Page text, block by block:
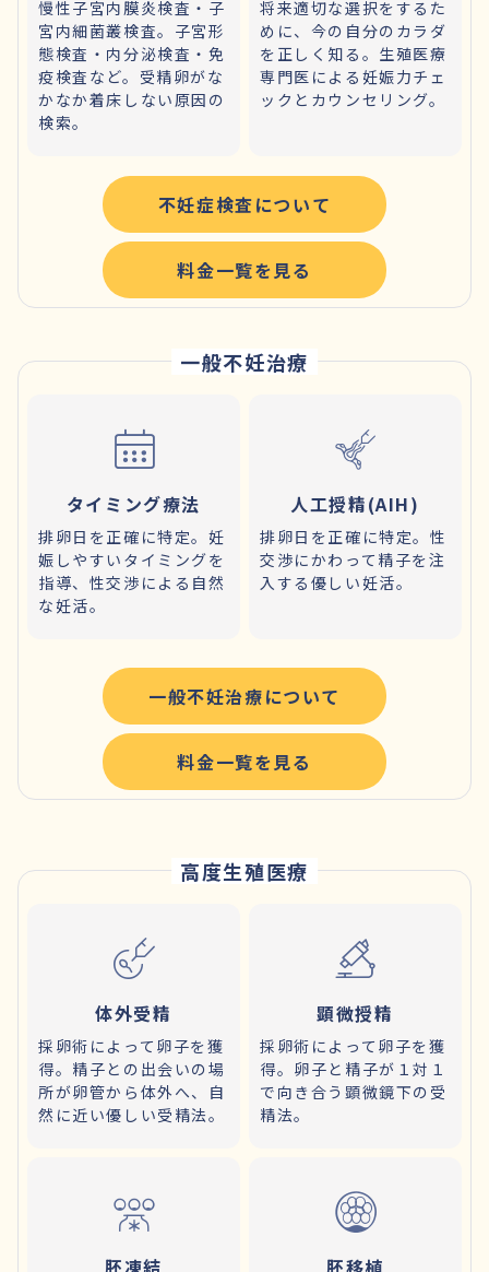
慢性子宮内膜炎検査・子
宮内細菌叢検査。子宮形
態検査・内分泌検査・免
疫検査など。受精卵がな
かなか着床しない原因の
検索。
将来適切な選択をするた
めに、今の自分のカラダ
を正しく知る。生殖医療
専門医による妊娠力チェ
ックとカウンセリング。
不妊症検査について
料金一覧を見る
一般不妊治療
タイミング療法
排卵日を正確に特定。妊
娠しやすいタイミングを
指導、性交渉による自然
な妊活。
人工授精(AIH)
排卵日を正確に特定。性
交渉にかわって精子を注
入する優しい妊活。
一般不妊治療について
料金一覧を見る
高度生殖医療
体外受精
採卵術によって卵子を獲
得。精子との出会いの場
所が卵管から体外へ、自
然に近い優しい受精法。
顕微授精
採卵術によって卵子を獲
得。卵子と精子が１対１
で向き合う顕微鏡下の受
精法。